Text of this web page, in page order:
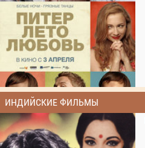
ИНДИЙСКИЕ ФИЛЬМЫ